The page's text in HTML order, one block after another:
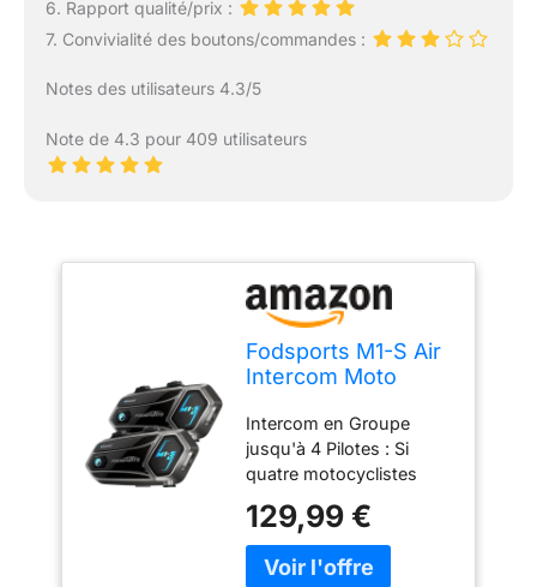
6. Rapport qualité/prix :
7. Convivialité des boutons/commandes :
Notes des utilisateurs 4.3/5
Note de 4.3 pour 409 utilisateurs
Fodsports M1-S Air
Intercom Moto
Groupe 4 à 6
Motards
Intercom en Groupe
jusqu'à 4 Pilotes : Si
quatre motocyclistes
intercom moto M1-S AIR,
un appairage rapide est
possible, sans avoir à les
129,99 €